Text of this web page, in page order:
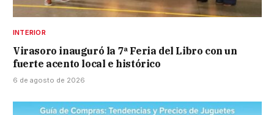
INTERIOR
Virasoro inauguró la 7ª Feria del Libro con un
fuerte acento local e histórico
6 de agosto de 2026